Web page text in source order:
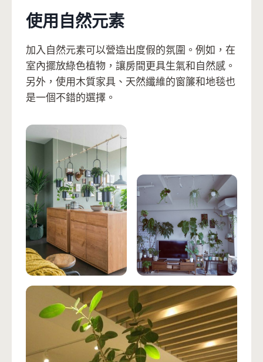
使用自然元素
加入自然元素可以營造出度假的氛圍。例如，在
室內擺放綠色植物，讓房間更具生氣和自然感。
另外，使用木質家具、天然纖維的窗簾和地毯也
是一個不錯的選擇。